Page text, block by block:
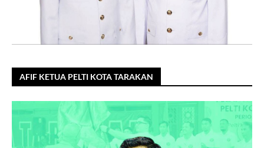
AFIF KETUA PELTI KOTA TARAKAN